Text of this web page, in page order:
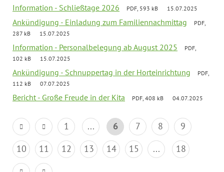
Information - Schließtage 2026 PDF, 593 kB 15.07.2025
Ankündigung - Einladung zum Familiennachmittag
PDF,
287 kB
15.07.2025
Information - Personalbelegung ab August 2025
PDF,
102 kB
15.07.2025
Ankündigung - Schnuppertag in der Horteinrichtung
PDF,
112 kB
07.07.2025
Bericht - Große Freude in der Kita PDF, 408 kB 04.07.2025
1 ... 6 7 8
9
10
11 12 13 14 15 ... 18